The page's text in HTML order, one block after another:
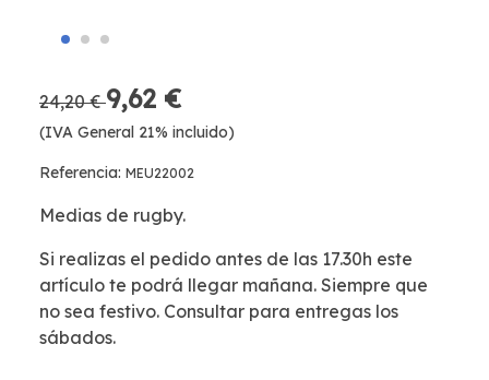
24,20 €9,62 €
(IVA General 21% incluido)
Referencia: MEU22002
Medias de rugby.
Si realizas el pedido antes de las 17.30h este
artículo te podrá llegar mañana. Siempre que
no sea festivo. Consultar para entregas los
sábados.